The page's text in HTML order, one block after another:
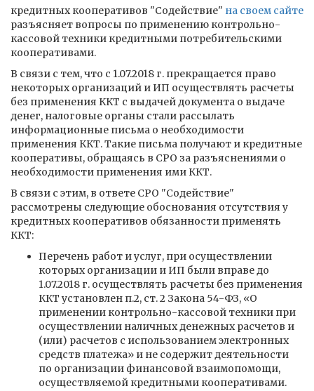
кредитных кооперативов "Содействие" на своем сайте
разъясняет вопросы по применению контрольно-
кассовой техники кредитными потребительскими
кооперативами.
В связи с тем, что с 1.07.2018 г. прекращается право
некоторых организаций и ИП осуществлять расчеты
без применения ККТ с выдачей документа о выдаче
денег, налоговые органы стали рассылать
информационные письма о необходимости
применения ККТ. Такие письма получают и кредитные
кооперативы, обращаясь в СРО за разъяснениями о
необходимости применения ими ККТ.
В связи с этим, в ответе СРО "Содействие"
рассмотрены следующие обоснования отсутствия у
кредитных кооперативов обязанности применять
ККТ:
Перечень работ и услуг, при осуществлении
которых организации и ИП были вправе до
1.07.2018 г. осуществлять расчеты без применения
ККТ установлен п.2, ст. 2 Закона 54-ФЗ, «О
применении контрольно-кассовой техники при
осуществлении наличных денежных расчетов и
(или) расчетов с использованием электронных
средств платежа» и не содержит деятельности
по организации финансовой взаимопомощи,
осуществляемой кредитными кооперативами.